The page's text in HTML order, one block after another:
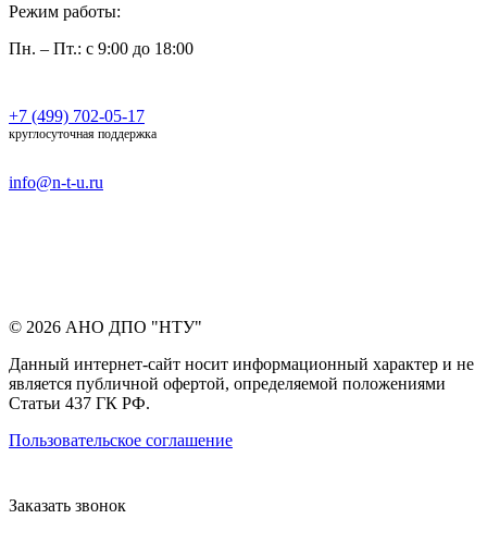
Режим работы:
Пн. – Пт.: с 9:00 до 18:00
+7 (499) 702-05-17
круглосуточная поддержка
info@n-t-u.ru
© 2026 АНО ДПО "НТУ"
Данный интернет-сайт носит информационный характер и не
является публичной офертой, определяемой положениями
Статьи 437 ГК РФ.
Пользовательское соглашение
Заказать звонок